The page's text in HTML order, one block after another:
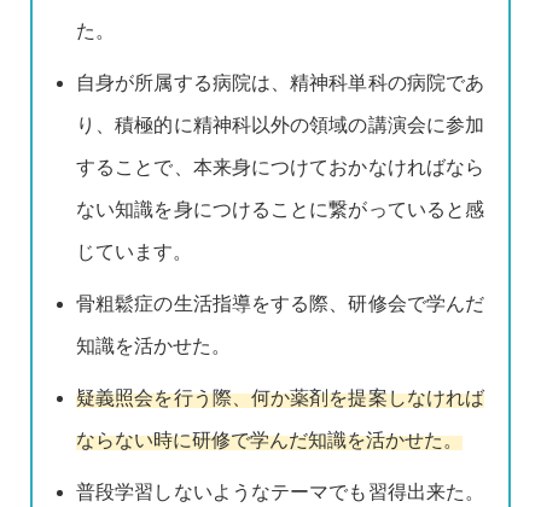
た。
自身が所属する病院は、精神科単科の病院であ
り、積極的に精神科以外の領域の講演会に参加
することで、本来身につけておかなければなら
ない知識を身につけることに繋がっていると感
じています。
骨粗鬆症の生活指導をする際、研修会で学んだ
知識を活かせた。
疑義照会を行う際、何か薬剤を提案しなければ
ならない時に研修で学んだ知識を活かせた。
普段学習しないようなテーマでも習得出来た。